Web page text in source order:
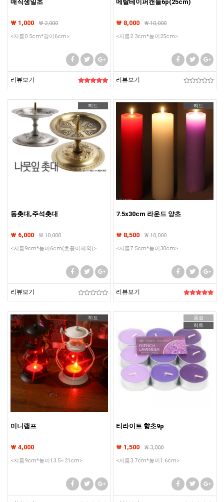
매직생일초
₩ 1,000 ₩2,000
<지름0.5cm*길이6cm>
리뷰보기
메탈테이퍼캔들6p(25cm)
₩ 8,000 ₩10,000
<지름2.3cm*높이25cm>
리뷰보기
히트
동촛대,주석촛대
₩ 6,000 ₩10,000
<지름9cm*높이6cm(초꽃이제외)>
리뷰보기
히트
7.5x30cm 라운드 양초
₩ 8,500 ₩10,000
<지름7.5cm*높이30cm>
리뷰보기
히트
미니램프
₩ 4,000
<지름9cm*높이13.5~21cm>
품절
히트
티라이트 향초9p
₩ 1,500 ₩3,000
<지름3.7cm*높이1.6cm>